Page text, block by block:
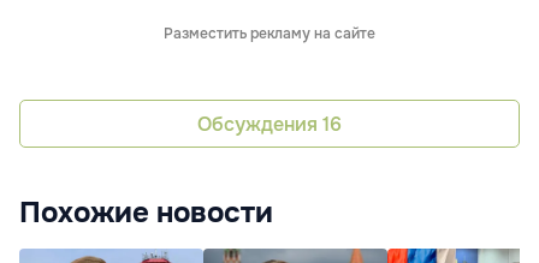
Разместить рекламу на сайте
Обсуждения 16
Похожие новости